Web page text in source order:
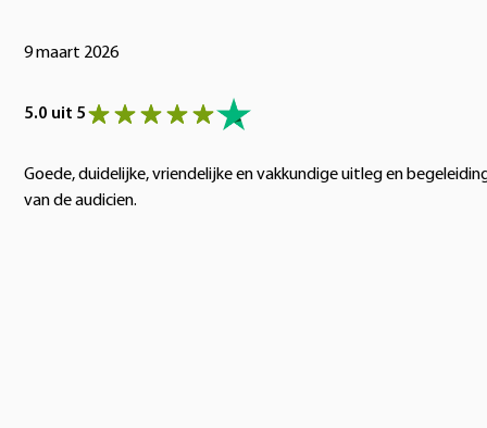
9 maart 2026
5.0 uit 5
Goede, duidelijke, vriendelijke en vakkundige uitleg en
van de audicien.